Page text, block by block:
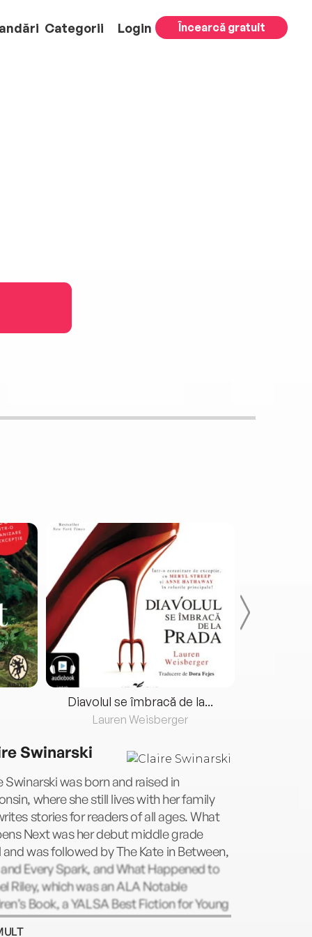
Categorii Login Încearcă gratuit
Diavolul se îmbracă de la...
Lauren Weisberger
Swinarski
Swinarski was born and raised in
where she still lives with her family
stories for readers of all ages. What
Next was her debut middle grade
and was followed by The Kate in Between,
Every Spark, and What Happened to
Riley, which was an ALA Notable
Book, a YALSA Best Fiction for Young
title, a Cybils Award nominee, and an